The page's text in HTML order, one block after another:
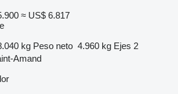
≈ US$ 6.817
kg Peso neto 4.960 kg Ejes 2
Amand